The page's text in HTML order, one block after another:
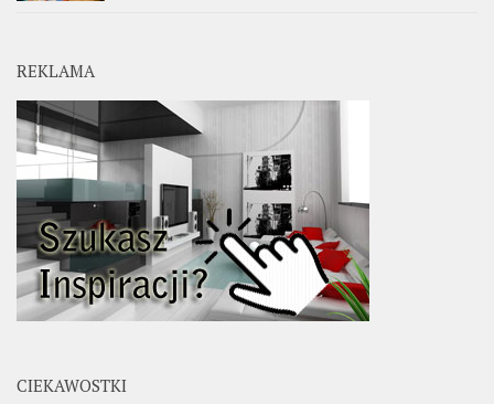
REKLAMA
CIEKAWOSTKI